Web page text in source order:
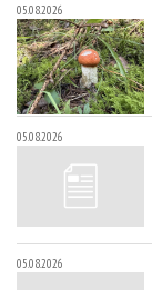
05.08.2026
05.08.2026
05.08.2026